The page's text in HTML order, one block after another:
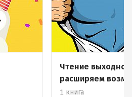
Чтение
расширяем
1 книга